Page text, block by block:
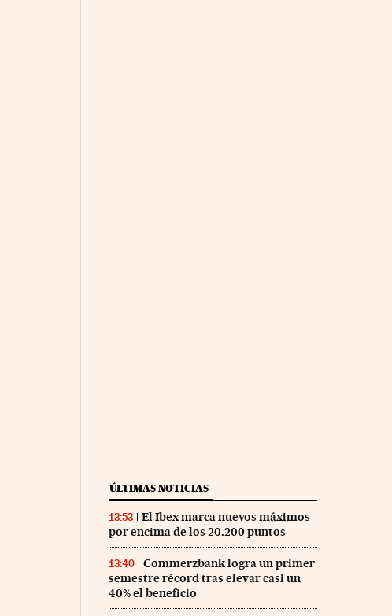
ÚLTIMAS NOTICIAS
13:53
El Ibex marca nuevos máximos
por encima de los 20.200 puntos
13:40
Commerzbank logra un primer
semestre récord tras elevar casi un
40% el beneficio